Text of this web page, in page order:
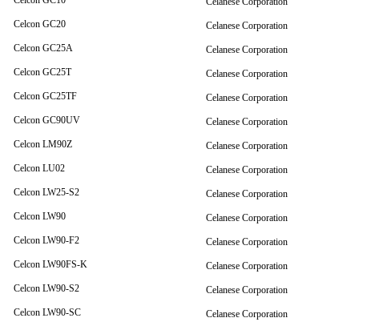
Celcon GC20
Celanese Corporation
Celcon GC25A
Celanese Corporation
Celcon GC25T
Celanese Corporation
Celcon GC25TF
Celanese Corporation
Celcon GC90UV
Celanese Corporation
Celcon LM90Z
Celanese Corporation
Celcon LU02
Celanese Corporation
Celcon LW25-S2
Celanese Corporation
Celcon LW90
Celanese Corporation
Celcon LW90-F2
Celanese Corporation
Celcon LW90FS-K
Celanese Corporation
Celcon LW90-S2
Celanese Corporation
Celcon LW90-SC
Celanese Corporation